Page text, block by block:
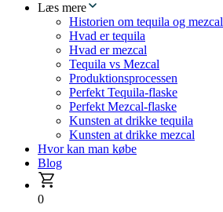
Læs mere
Historien om tequila og mezcal
Hvad er tequila
Hvad er mezcal
Tequila vs Mezcal
Produktionsprocessen
Perfekt Tequila-flaske
Perfekt Mezcal-flaske
Kunsten at drikke tequila
Kunsten at drikke mezcal
Hvor kan man købe
Blog
0